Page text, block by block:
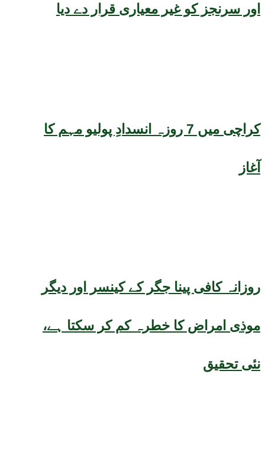
اور سرنجز کو غیر معیاری قرار دے دیا
کراچی میں 7 روزہ انسدادِ پولیو مہم کا
آغاز
روزانہ کافی پینا جگر کے کینسر اور دیگر
موذی امراض کا خطرہ کم کر سکتا ہے،
نئی تحقیق